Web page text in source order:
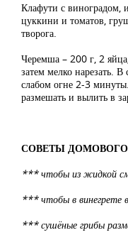
Клафути с виноградом,
цуккини и томатов,
творога.
Черемша – 200 г, 2
затем мелко нарезать.
слабом огне 2-3
размешать и вылить в
СОВЕТЫ
*** чтобы из жидкой
*** чтобы в винегрете
*** сушёные грибы